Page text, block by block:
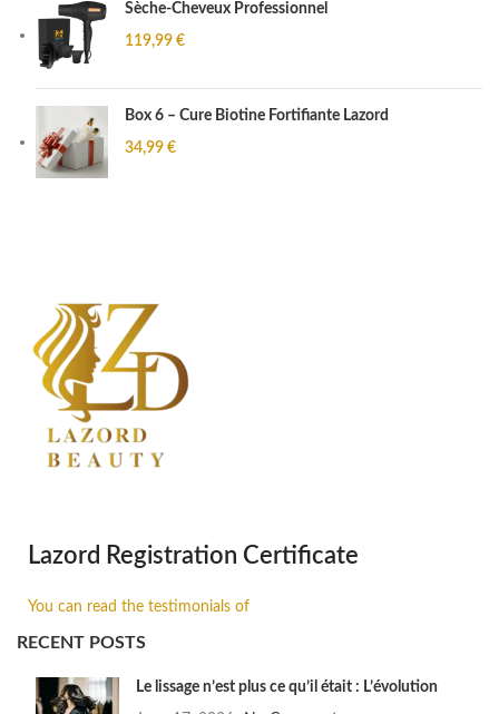
Sèche-Cheveux Professionnel
119,99 €
Box 6 – Cure Biotine Fortifiante Lazord
34,99 €
Lazord Registration Certificate
You can read the testimonials of
RECENT POSTS
Le lissage n’est plus ce qu’il était : L’évolution